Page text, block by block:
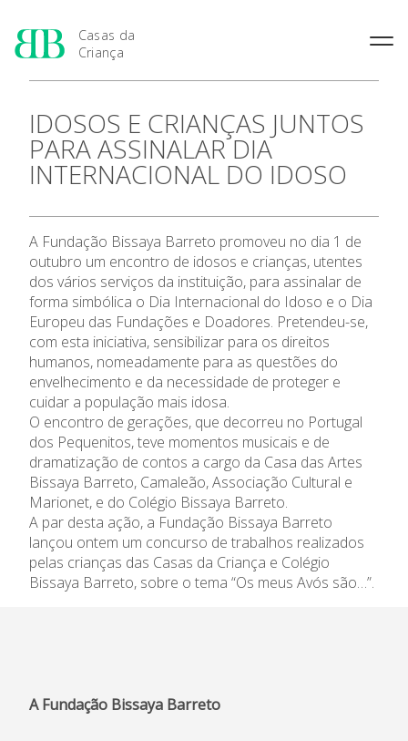
Casas da
Criança
Apresentação
Criança
Pensamento Pedagógico de
Bissaya Barreto
Natureza e fins pedagógicos
Princípios Educativos Gerais
As 7 Casas da Criança
Joaquina Barreto Rosa
Maria do Resgate Salazar
Maria Rita Patrocínio Costa
Maria Leonor Anjos Diniz
Maria Granado
Admissão
Admissão
Período de Inscrição
Candidatura
Contactos
Notícias
IDOSOS E CRIANÇAS JUNTOS
PARA ASSINALAR DIA
INTERNACIONAL DO IDOSO
A Fundação Bissaya Barreto promoveu no dia 1 de
outubro um encontro de idosos e crianças, utentes
dos vários serviços da instituição, para assinalar de
forma simbólica o Dia Internacional do Idoso e o Dia
Europeu das Fundações e Doadores. Pretendeu-se,
com esta iniciativa, sensibilizar para os direitos
humanos, nomeadamente para as questões do
envelhecimento e da necessidade de proteger e
cuidar a população mais idosa.
O encontro de gerações, que decorreu no Portugal
dos Pequenitos, teve momentos musicais e de
dramatização de contos a cargo da Casa das Artes
Bissaya Barreto, Camaleão, Associação Cultural e
Marionet, e do Colégio Bissaya Barreto.
A par desta ação, a Fundação Bissaya Barreto
lançou ontem um concurso de trabalhos realizados
pelas crianças das Casas da Criança e Colégio
Bissaya Barreto, sobre o tema “Os meus Avós são…”.
A Fundação Bissaya Barreto